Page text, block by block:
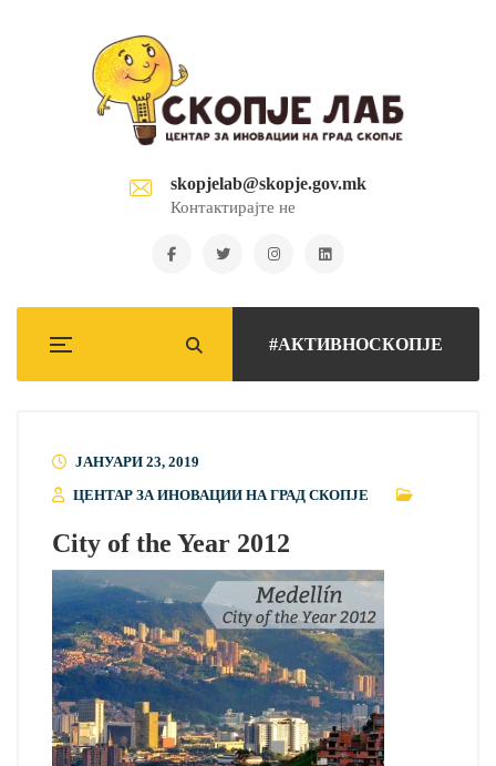
skopjelab@skopje.gov.mk
Контактирајте не
#АКТИВНОСКОПЈЕ
ЈАНУАРИ 23, 2019
ЦЕНТАР ЗА ИНОВАЦИИ НА ГРАД СКОПЈЕ
City of the Year 2012